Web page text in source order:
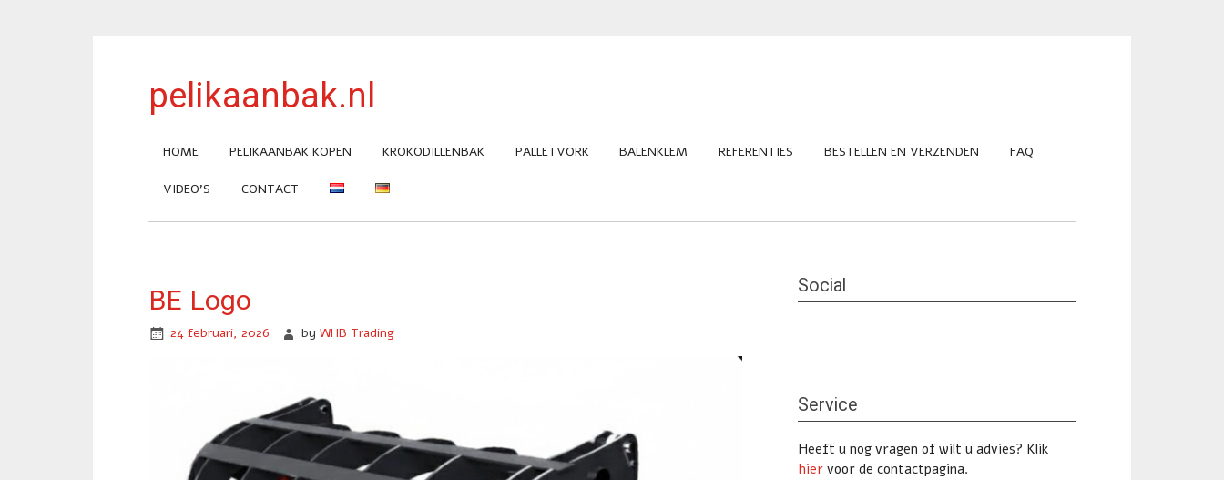
pelikaanbak.nl
HOME PELIKAANBAK KOPEN KROKODILLENBAK PALLETVORK BALENKLEM REFERENTIES BESTELLEN EN VERZENDEN FAQ
VIDEO’S CONTACT
BE Logo
24 februari, 2026 by WHB Trading
Social
Service
Heeft u nog vragen of wilt u advies? Klik
hiervoor de contactpagina.